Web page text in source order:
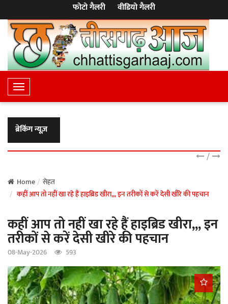
फोटो गैलरी वीडियो गैलरी
T
o
g
g
l
e
a
v
g
a
t
o
n
ब्रेकिंग न्यूज़
/
Home
सेहत
कहीं आप तो नहीं खा रहे हैं हाइब्रिड खीरा,,, इन तरीकों से करें देसी खीरे की पहचान
कहीं आप तो नहीं खा रहे हैं हाइब्रिड खीरा,,, इन
तरीकों से करें देसी खीरे की पहचान
08-May-2026 593